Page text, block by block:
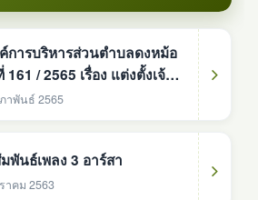
การบริหารส่วนตำบลดงหม้อ
า
ดชอบมาตรการป้องกันการ
าพันธ์ 2565
พันธ์เพลง 3 อาร์สา
าคม 2563